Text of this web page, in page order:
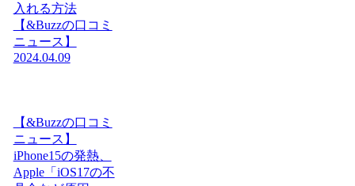
入れる方法
【&Buzzの口コミ
ニュース】
2024.04.09
【&Buzzの口コミ
ニュース】
iPhone15の発熱、
Apple「iOS17の不